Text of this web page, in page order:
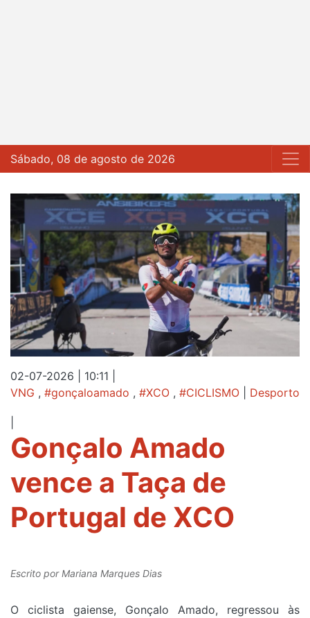
Sábado, 08 de agosto de 2026
02-07-2026 | 10:11
VNG , #gonçaloamado , #XCO , #CICLISMO Desporto
Gonçalo Amado
vence a Taça de
Portugal de XCO
Escrito porMariana Marques Dias
O ciclista gaiense, Gonçalo Amado, regressou às